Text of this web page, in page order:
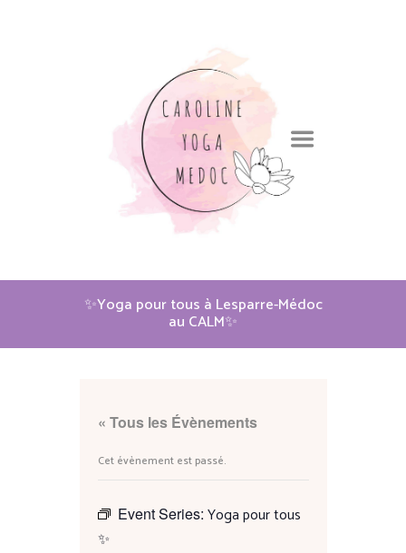
✨Yoga pour tous à Lesparre-Médoc
au CALM✨
« Tous les Évènements
Cet évènement est passé.
Event Series: Yoga pour tous
✨